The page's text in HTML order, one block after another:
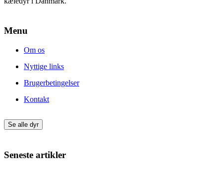
Menu
Om os
Nyttige links
Brugerbetingelser
Kontakt
Se alle dyr
Seneste artikler